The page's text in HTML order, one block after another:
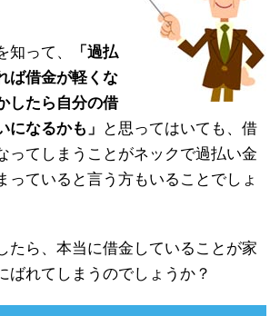
知って、
「過払
ば借金が軽くな
したら自分の借
になるかも」
と思ってはいても、借
ってしまうことがネックで過払い金
っていると言う方もいることでしょ
たら、本当に借金していることが家
ばれてしまうのでしょうか？